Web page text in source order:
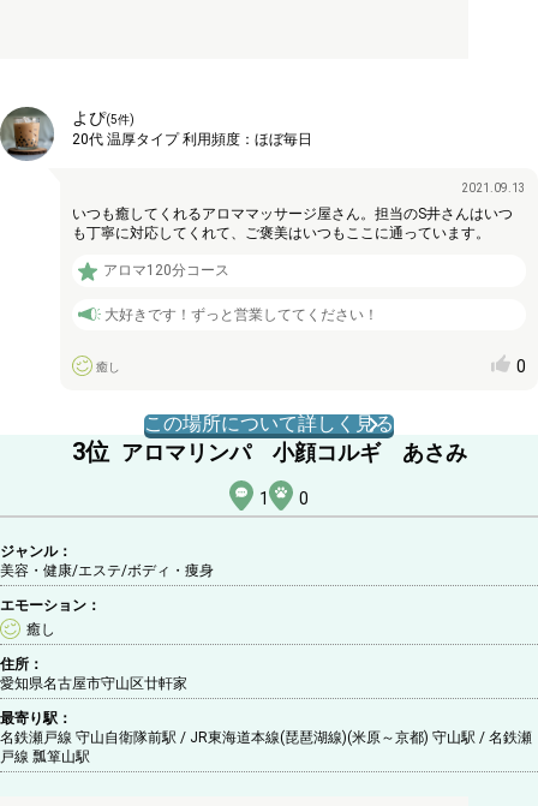
よぴ(5件)
20代 温厚タイプ利用頻度： ほぼ毎日
2021.09.13
いつも癒してくれるアロママッサージ屋さん。担当のS井さんはいつ
も丁寧に対応してくれて、ご褒美はいつもここに通っています。
アロマ120分コース
大好きです！ずっと営業しててください！
癒し 0
この場所について詳しく見る
3位 アロマリンパ 小顔コルギ あさみ
1 0
ジャンル：
美容・健康/エステ/ボディ・痩身
エモーション：
癒し
住所：
愛知県名古屋市守山区廿軒家
最寄り駅：
名鉄瀬戸線 守山自衛隊前駅 / JR東海道本線(琵琶湖線)(米原～京都) 守山駅 / 名鉄瀬
戸線 瓢箪山駅